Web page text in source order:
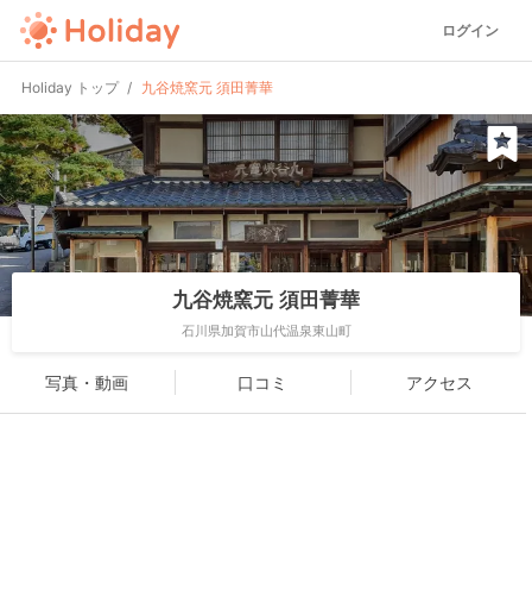
ログイン
Holiday トップ 九谷焼窯元 須田菁華
九谷焼窯元 須田菁華
石川県加賀市山代温泉東山町
写真・動画 口コミ アクセス